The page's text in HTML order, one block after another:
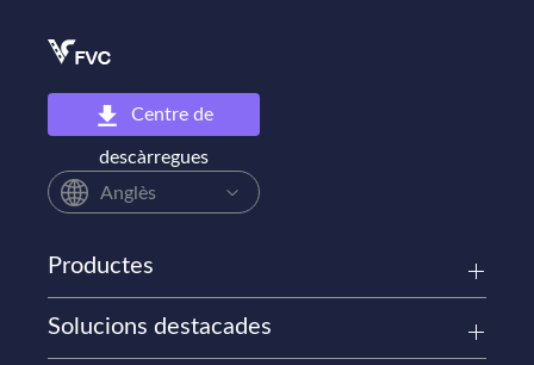
Centre de
descàrregues
Anglès
Productes
Solucions destacades